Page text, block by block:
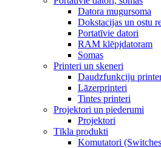
Datora mugursoma
Dokstacijas un ostu
Portatīvie datori
RAM klēpjdatoram
Somas
Printeri un skeneri
Daudzfunkciju
Lāzerprinteri
Tintes printeri
Projektori un piederumi
Projektori
Tīkla produkti
Komutatori